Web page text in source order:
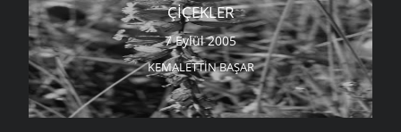
ÇIÇEKLER
7 Eylül 2005
KEMALETTIN BAŞAR